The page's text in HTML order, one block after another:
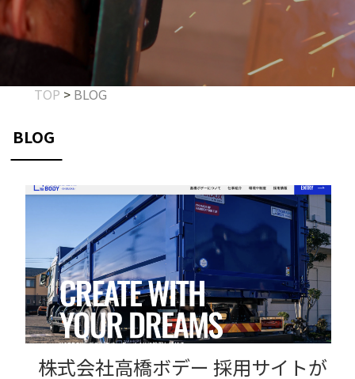
TOP > BLOG
BLOG
株式会社高橋ボデー 採用サイトが